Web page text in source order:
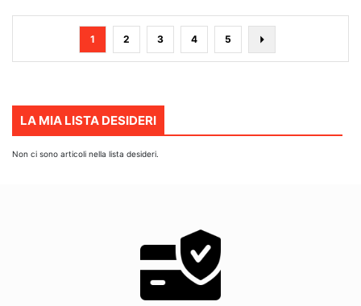
Pagina
Attualmente
stai
pagina
1 Pagina
2 Pagina
3 Pagina
4 Pagina
5
LA MIA LISTA DESIDERI
Non ci sono articoli nella lista desideri.